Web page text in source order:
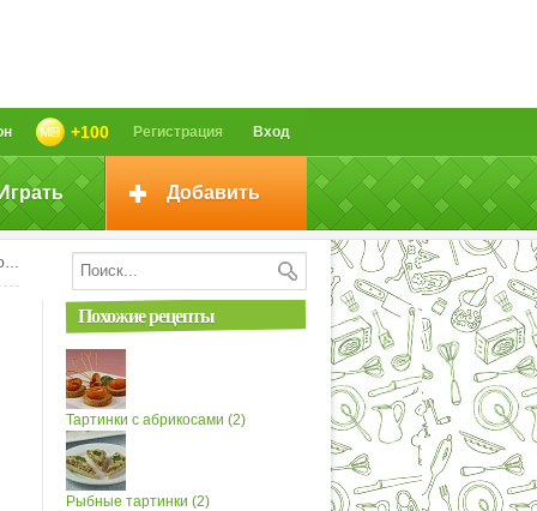
Вход
Регистрация
+100
Добавить
Похожие рецепты
Тартинки с абрикосами (2)
Рыбные тартинки (2)